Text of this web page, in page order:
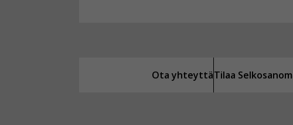
Ota yhteyttäTilaa